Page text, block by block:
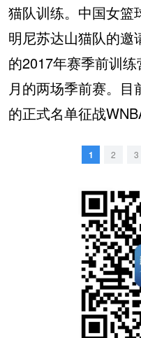
猫队训练。中国女篮
明尼苏达山猫队的邀
的2017年赛季前训
月的两场季前赛。
的正式名单征战
1 2 3